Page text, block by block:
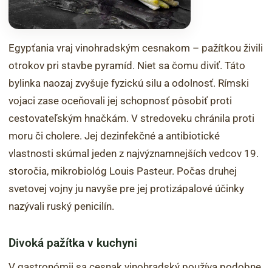
Egypťania vraj vinohradským cesnakom – pažítkou živili
otrokov pri stavbe pyramíd. Niet sa čomu diviť. Táto
bylinka naozaj zvyšuje fyzickú silu a odolnosť. Rímski
vojaci zase oceňovali jej schopnosť pôsobiť proti
cestovateľským hnačkám. V stredoveku chránila proti
moru či cholere. Jej dezinfekčné a antibiotické
vlastnosti skúmal jeden z najvýznamnejších vedcov 19.
storočia, mikrobiológ Louis Pasteur. Počas druhej
svetovej vojny ju navyše pre jej protizápalové účinky
nazývali ruský penicilín.
Divoká pažítka v kuchyni